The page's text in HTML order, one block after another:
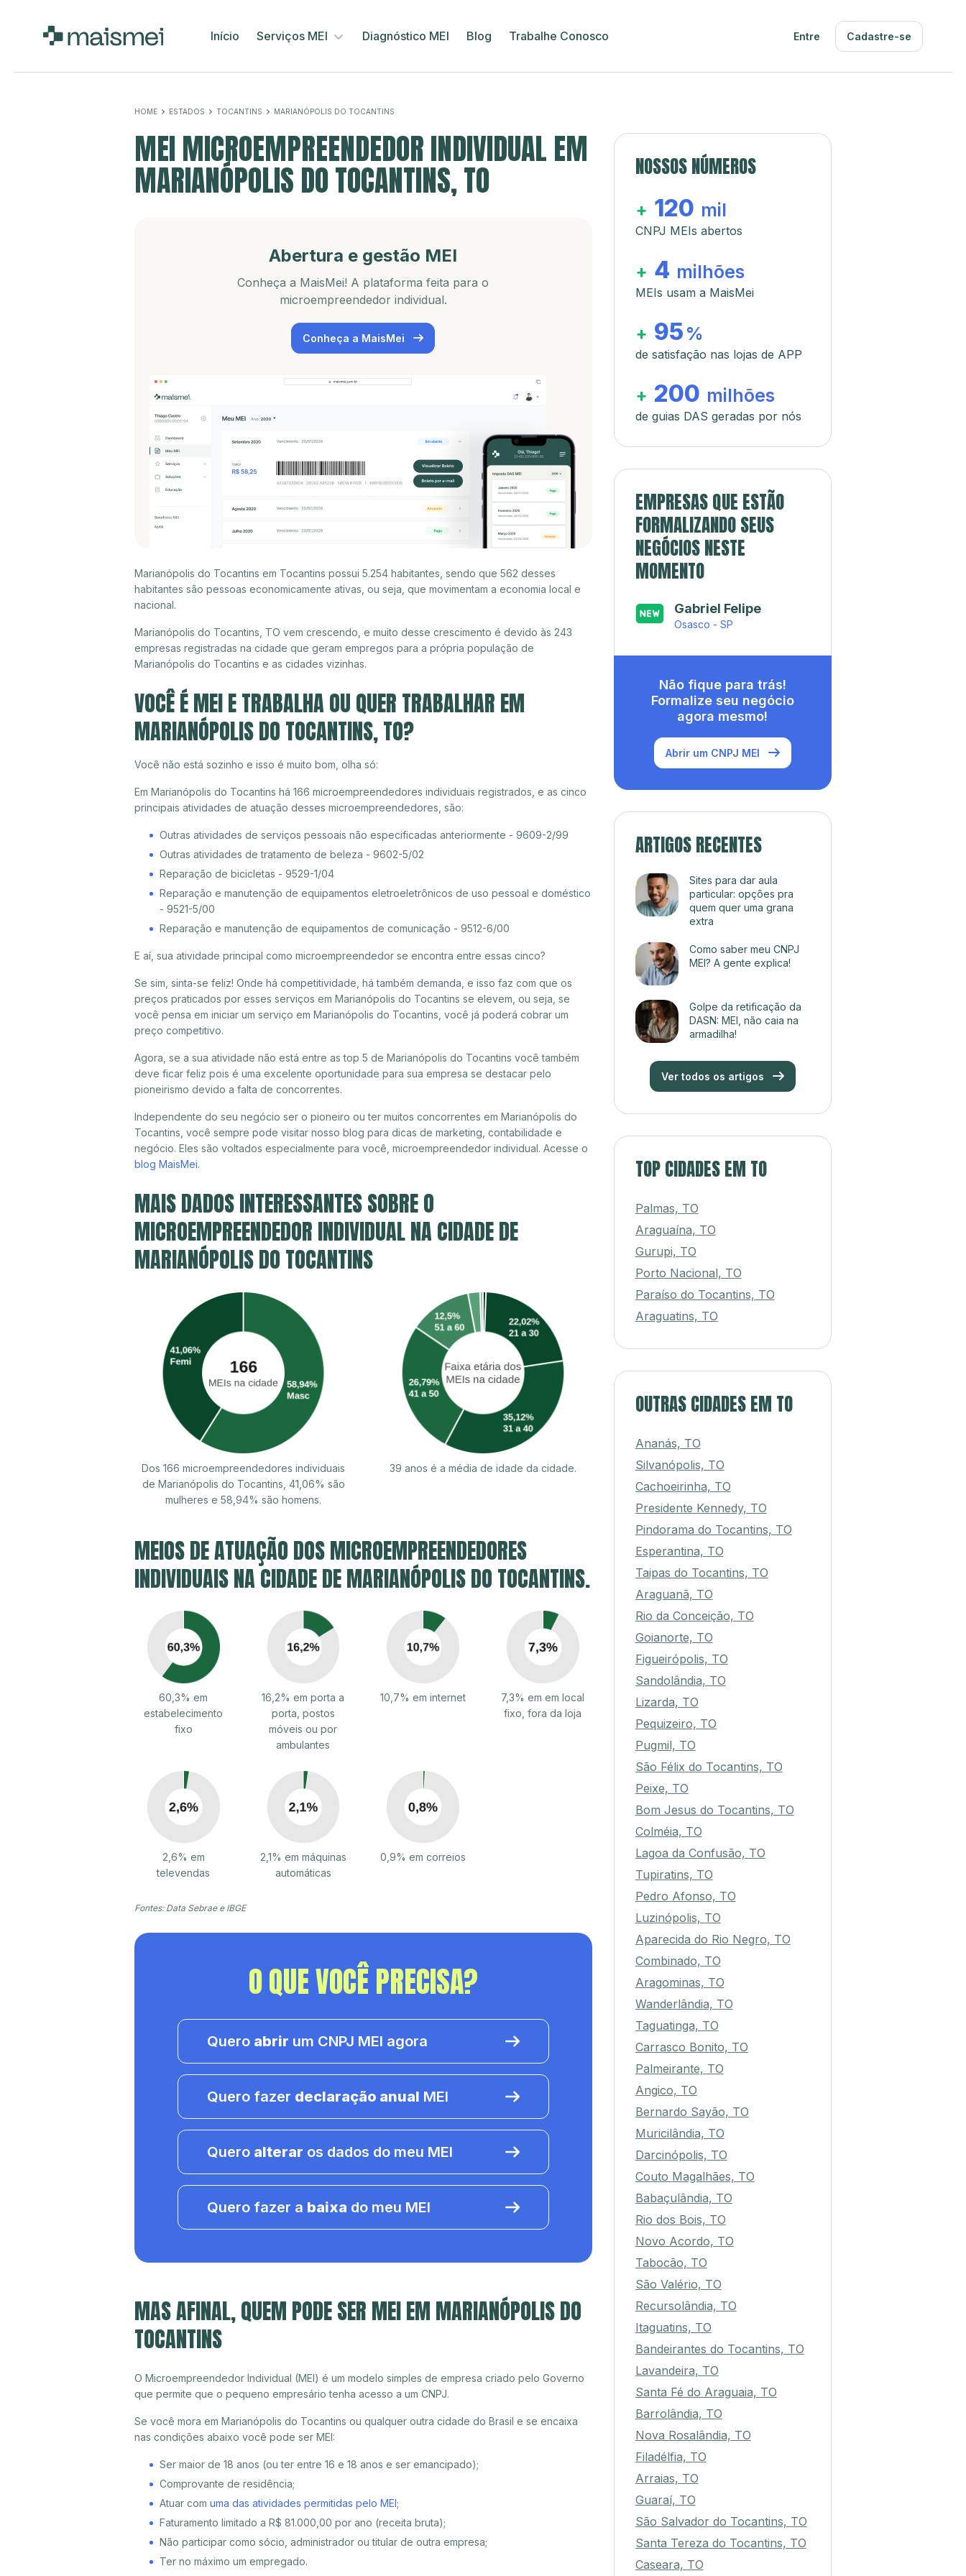
Início Serviços MEI Diagnóstico MEI Blog Trabalhe Conosco Entre Cadastre-se
HOME ESTADOS TOCANTINS MARIANÓPOLIS DO TOCANTINS
MEI MICROEMPREENDEDOR INDIVIDUAL EM
MARIANÓPOLIS DO TOCANTINS, TO
Abertura e gestão MEI
Conheça a MaisMei! A plataforma feita para o
microempreendedor individual.
Conheça a MaisMei
Marianópolis do Tocantins em Tocantins possui 5.254 habitantes, sendo que 562 desses
habitantes são pessoas economicamente ativas, ou seja, que movimentam a economia local e
nacional.
Marianópolis do Tocantins, TO vem crescendo, e muito desse crescimento é devido às 243
empresas registradas na cidade que geram empregos para a própria população de
Marianópolis do Tocantins e as cidades vizinhas.
VOCÊ É MEI E TRABALHA OU QUER TRABALHAR EM
MARIANÓPOLIS DO TOCANTINS, TO?
Você não está sozinho e isso é muito bom, olha só:
Em Marianópolis do Tocantins há 166 microempreendedores individuais registrados, e as cinco
principais atividades de atuação desses microempreendedores, são:
Outras atividades de serviços pessoais não especificadas anteriormente - 9609-2/99
Outras atividades de tratamento de beleza - 9602-5/02
Reparação de bicicletas - 9529-1/04
Reparação e manutenção de equipamentos eletroeletrônicos de uso pessoal e doméstico
- 9521-5/00
Reparação e manutenção de equipamentos de comunicação - 9512-6/00
E aí, sua atividade principal como microempreendedor se encontra entre essas cinco?
Se sim, sinta-se feliz! Onde há competitividade, há também demanda, e isso faz com que os
preços praticados por esses serviços em Marianópolis do Tocantins se elevem, ou seja, se
você pensa em iniciar um serviço em Marianópolis do Tocantins, você já poderá cobrar um
preço competitivo.
Agora, se a sua atividade não está entre as top 5 de Marianópolis do Tocantins você também
deve ficar feliz pois é uma excelente oportunidade para sua empresa se destacar pelo
pioneirismo devido a falta de concorrentes.
Independente do seu negócio ser o pioneiro ou ter muitos concorrentes em Marianópolis do
Tocantins, você sempre pode visitar nosso blog para dicas de marketing, contabilidade e
negócio. Eles são voltados especialmente para você, microempreendedor individual. Acesse o
blog MaisMei.
MAIS DADOS INTERESSANTES SOBRE O
MICROEMPREENDEDOR INDIVIDUAL NA CIDADE DE
MARIANÓPOLIS DO TOCANTINS
Dos 166 microempreendedores individuais
de Marianópolis do Tocantins, 41,06% são
mulheres e 58,94% são homens.
39 anos é a média de idade da cidade.
MEIOS DE ATUAÇÃO DOS MICROEMPREENDEDORES
INDIVIDUAIS NA CIDADE DE MARIANÓPOLIS DO TOCANTINS.
60,3% em
estabelecimento
fixo
16,2% em porta a
porta, postos
móveis ou por
ambulantes
10,7% em internet
7,3% em em local
fixo, fora da loja
2,6% em
televendas
2,1% em máquinas
automáticas
0,9% em correios
Fontes: Data Sebrae e IBGE
O QUE VOCÊ PRECISA?
Quero abrir um CNPJ MEI agora
Quero fazer declaração anual MEI
Quero alterar os dados do meu MEI
Quero fazer a baixa do meu MEI
MAS AFINAL, QUEM PODE SER MEI EM MARIANÓPOLIS DO
TOCANTINS
O Microempreendedor Individual (MEI) é um modelo simples de empresa criado pelo Governo
que permite que o pequeno empresário tenha acesso a um CNPJ.
Se você mora em Marianópolis do Tocantins ou qualquer outra cidade do Brasil e se encaixa
nas condições abaixo você pode ser MEI:
Ser maior de 18 anos (ou ter entre 16 e 18 anos e ser emancipado);
Comprovante de residência;
Atuar com uma das atividades permitidas pelo MEI;
Faturamento limitado a R$ 81.000,00 por ano (receita bruta);
Não participar como sócio, administrador ou titular de outra empresa;
Ter no máximo um empregado.
NOSSOS NÚMEROS
+ 120 mil
CNPJ MEIs abertos
+ 4 milhões
MEIs usam a MaisMei
+ 95 %
de satisfação nas lojas de APP
+ 200 milhões
de guias DAS geradas por nós
EMPRESAS QUE ESTÃO
FORMALIZANDO SEUS
NEGÓCIOS NESTE
MOMENTO
Gabriel Felipe
Osasco - SP
Não fique para trás!
Formalize seu negócio
agora mesmo!
Abrir um CNPJ MEI
ARTIGOS RECENTES
Sites para dar aula
particular: opções pra
quem quer uma grana
extra
Como saber meu CNPJ
MEI? A gente explica!
Golpe da retificação da
DASN: MEI, não caia na
armadilha!
Ver todos os artigos
TOP CIDADES EM TO
Palmas, TO
Araguaína, TO
Gurupi, TO
Porto Nacional, TO
Paraíso do Tocantins, TO
Araguatins, TO
OUTRAS CIDADES EM TO
Ananás, TO
Silvanópolis, TO
Cachoeirinha, TO
Presidente Kennedy, TO
Pindorama do Tocantins, TO
Esperantina, TO
Taipas do Tocantins, TO
Araguanã, TO
Rio da Conceição, TO
Goianorte, TO
Figueirópolis, TO
Sandolândia, TO
Lizarda, TO
Pequizeiro, TO
Pugmil, TO
São Félix do Tocantins, TO
Peixe, TO
Bom Jesus do Tocantins, TO
Colméia, TO
Lagoa da Confusão, TO
Tupiratins, TO
Pedro Afonso, TO
Luzinópolis, TO
Aparecida do Rio Negro, TO
Combinado, TO
Aragominas, TO
Wanderlândia, TO
Taguatinga, TO
Carrasco Bonito, TO
Palmeirante, TO
Angico, TO
Bernardo Sayão, TO
Muricilândia, TO
Darcinópolis, TO
Couto Magalhães, TO
Babaçulândia, TO
Rio dos Bois, TO
Novo Acordo, TO
Tabocão, TO
São Valério, TO
Recursolândia, TO
Itaguatins, TO
Bandeirantes do Tocantins, TO
Lavandeira, TO
Santa Fé do Araguaia, TO
Barrolândia, TO
Nova Rosalândia, TO
Filadélfia, TO
Arraias, TO
Guaraí, TO
São Salvador do Tocantins, TO
Santa Tereza do Tocantins, TO
Caseara, TO